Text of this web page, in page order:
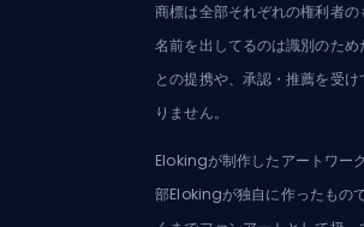
商標は全部それぞれの権利者の
名前を出してるのは識別のた
との提携や、承認・推薦を受
りません。
Elokingが制作したアートワー
部Elokingが独自に作ったもの